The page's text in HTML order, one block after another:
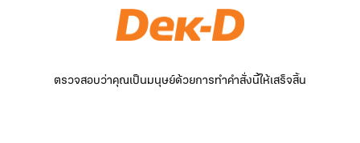
ตรวจสอบว่าคุณเป็นมนุษย์ด้วยการทำคำสั่งนี้ให้เสร็จสิ้น